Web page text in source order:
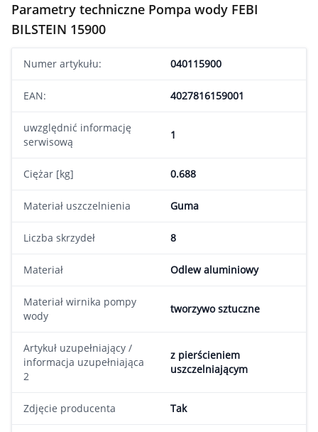
Parametry techniczne Pompa wody FEBI
BILSTEIN 15900
Numer artykułu: 040115900
EAN: 4027816159001
uwzględnić informację
serwisową
1
Ciężar [kg] 0.688
Materiał uszczelnienia Guma
Liczba skrzydeł 8
Materiał Odlew aluminiowy
Materiał wirnika pompy
wody
tworzywo sztuczne
Artykuł uzupełniający /
informacja uzupełniająca
2
z pierścieniem
uszczelniającym
Zdjęcie producenta Tak